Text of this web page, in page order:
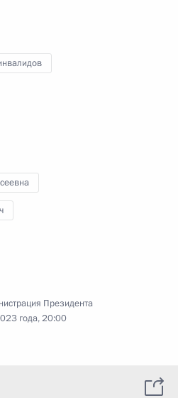
Президента
года, 20:00